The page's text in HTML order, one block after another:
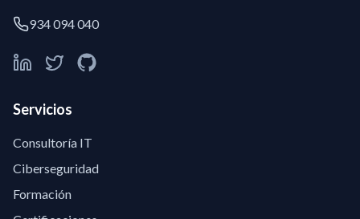
934 094 040
Servicios
Consultoría IT
Ciberseguridad
Formación